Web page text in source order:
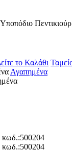
το Καλάθι
Αγαπημένα